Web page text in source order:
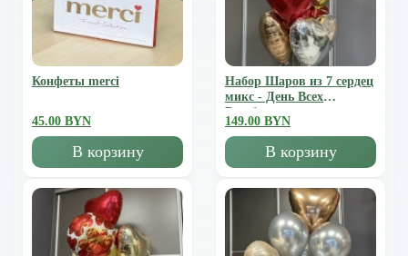
Конфеты merci
45.00 BYN
В корзину
Набор Шаров из 7 сердец
микс - День Всех
Влюбленных
149.00 BYN
В корзину